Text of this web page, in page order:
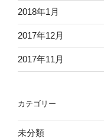
2018年1月
2017年12月
2017年11月
カテゴリー
未分類